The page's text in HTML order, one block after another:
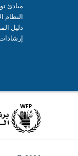
مبادئ
النظام
دليل